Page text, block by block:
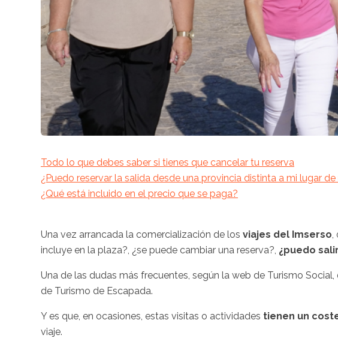
Todo lo que debes saber si tienes que cancelar tu reserva
¿Puedo reservar la salida desde una provincia distinta a mi lugar de
¿Qué está incluido en el precio que se paga?
Una vez arrancada la comercialización de los viajes del Imserso
incluye en la plaza?, ¿se puede cambiar una reserva?, ¿puedo
Una de las dudas más frecuentes, según la web de Turismo Social,
de Turismo de Escapada.
Y es que, en ocasiones, estas visitas o actividades tienen un
viaje.